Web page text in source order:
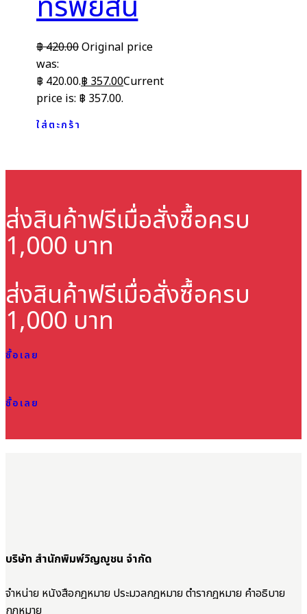
฿420.00Original price
was:
฿ 420.00.฿ 357.00Current
price is: ฿ 357.00.
ใส่ตะกร้า
ส่งสินค้าฟรีเมื่อสั่งซื้อครบ
1,000 บาท
ส่งสินค้าฟรีเมื่อสั่งซื้อครบ
1,000 บาท
ซื้อเลย
ซื้อเลย
บริษัท สำนักพิมพ์วิญญูชน จำกัด
จำหน่าย หนังสือกฎหมาย ประมวลกฎหมาย ตำรากฎหมาย คำอธิบาย